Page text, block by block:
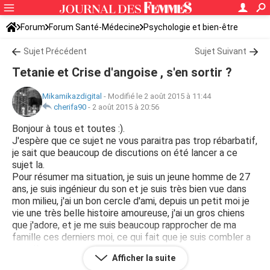
Forum Forum Santé-Médecine Psychologie et bien-être
Sujet Précédent Sujet Suivant
Tetanie et Crise d'angoise , s'en sortir ?
Mikamikazdigital - Modifié le 2 août 2015 à 11:44
cherifa90 - 2 août 2015 à 20:56
Bonjour à tous et toutes :).
J'espère que ce sujet ne vous paraitra pas trop rébarbatif,
je sait que beaucoup de discutions on été lancer a ce
sujet la.
Pour résumer ma situation, je suis un jeune homme de 27
ans, je suis ingénieur du son et je suis très bien vue dans
mon milieu, j'ai un bon cercle d'ami, depuis un petit moi je
vie une très belle histoire amoureuse, j'ai un gros chiens
que j'adore, et je me suis beaucoup rapprocher de ma
famille ces derniers moi, ce qui fait que je suis combler a
A coté de ça j'ai énormément travailler cette année ( en
Afficher la suite